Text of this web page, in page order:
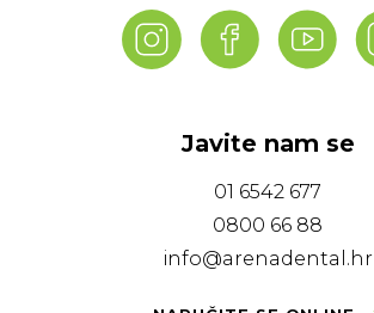
Javite nam se
01 6542 677
0800 66 88
info@arenadental.hr